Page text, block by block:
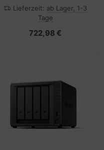
Lieferzeit: ab Lager, 1-3
Tage
722,98 €